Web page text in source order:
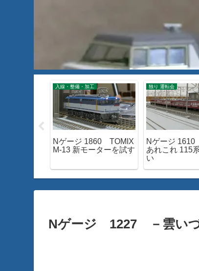
入線・整備・加工
Nゲージ 1860 TOMIX
M-13 新モーターを試す
独り 運転会
Nゲージ
あれこれ 115
い
Nゲージ 1227 －雲いづ